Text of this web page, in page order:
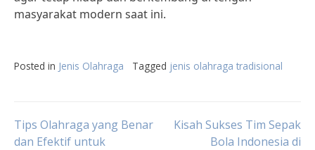
masyarakat modern saat ini.
Posted in Jenis Olahraga Tagged jenis olahraga tradisional
Post
Tips Olahraga yang Benar
dan Efektif untuk
Kisah Sukses Tim Sepak
Bola Indonesia di